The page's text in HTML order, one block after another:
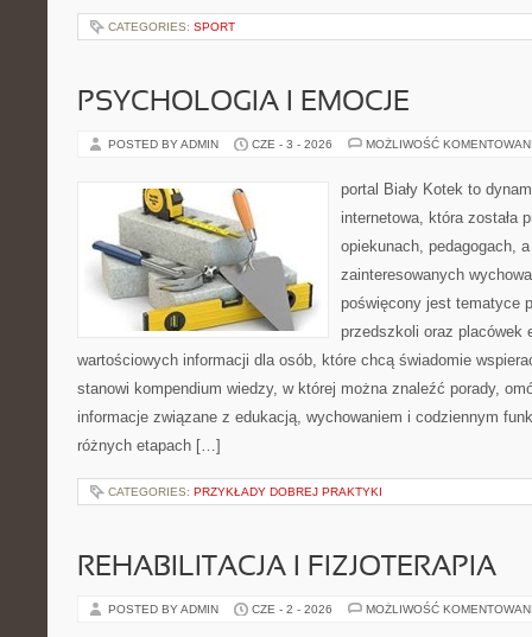
CATEGORIES: SPORT
PSYCHOLOGIA I EMOCJE
POSTED BY ADMIN CZE - 3 - 2026 MOŻLIWOŚĆ
portal Biały Kotek to
internetowa, która została
opiekunach, pedagogach,
zainteresowanych
poświęcony jest tematyce
przedszkoli oraz placówek
wartościowych informacji dla osób, które chcą świadomie
stanowi kompendium wiedzy, w której można znaleźć porady,
informacje związane z edukacją, wychowaniem i codziennym
różnych etapach […]
CATEGORIES: PRZYKŁADY DOBREJ PRAKTYKI
REHABILITACJA I FIZJOTERAPIA
POSTED BY ADMIN CZE - 2 - 2026 MOŻLIWOŚĆ